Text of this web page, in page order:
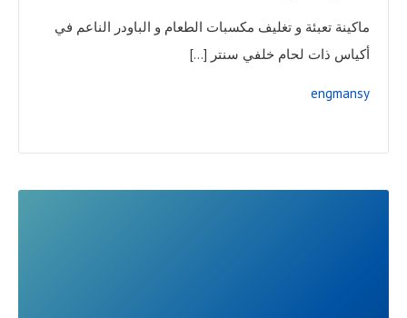
ماكينة تعبئة و تغليف مكسبات الطعام و الباودر الناعم في
أكياس ذات لحام خلفي سنتر […]
engmansy